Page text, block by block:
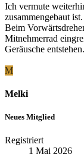
Ich vermute
zusammengebaut ist.
Beim
Mitnehmerrad
Geräusche entstehen.
M
Melki
Neues Mitglied
Registriert
1 Mai 2026